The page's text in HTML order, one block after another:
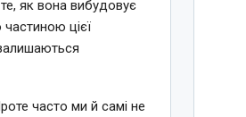
як вона вибудовує
цієї
часто ми й самі не